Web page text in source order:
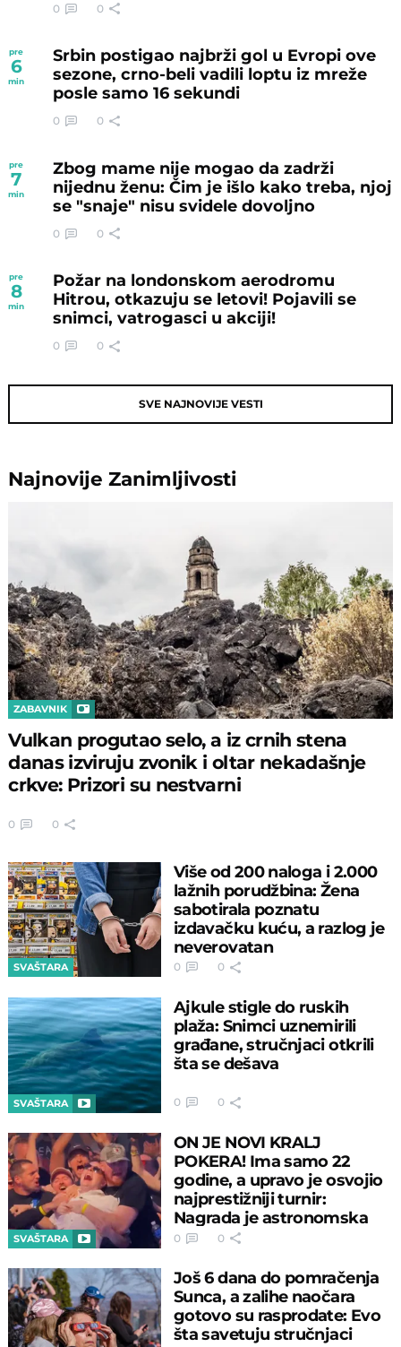
0 0
pre
6
min
Srbin postigao najbrži gol u Evropi ove
sezone, crno-beli vadili loptu iz mreže
posle samo 16 sekundi
0 0
pre
7
min
Zbog mame nije mogao da zadrži
nijednu ženu: Čim je išlo kako treba, njoj
se "snaje" nisu svidele dovoljno
0 0
pre
8
min
Požar na londonskom aerodromu
Hitrou, otkazuju se letovi! Pojavili se
snimci, vatrogasci u akciji!
0 0
SVE NAJNOVIJE VESTI
NajnovijeZanimljivosti
ZABAVNIK
Vulkan progutao selo, a iz crnih stena
danas izviruju zvonik i oltar nekadašnje
crkve: Prizori su nestvarni
0 0
SVAŠTARA
Više od 200 naloga i 2.000
lažnih porudžbina: Žena
sabotirala poznatu
izdavačku kuću, a razlog je
neverovatan
0 0
SVAŠTARA
Ajkule stigle do ruskih
plaža: Snimci uznemirili
građane, stručnjaci otkrili
šta se dešava
0 0
SVAŠTARA
ON JE NOVI KRALJ
POKERA! Ima samo 22
godine, a upravo je osvojio
najprestižniji turnir:
Nagrada je astronomska
0 0
Još 6 dana do pomračenja
Sunca, a zalihe naočara
gotovo su rasprodate: Evo
šta savetuju stručnjaci